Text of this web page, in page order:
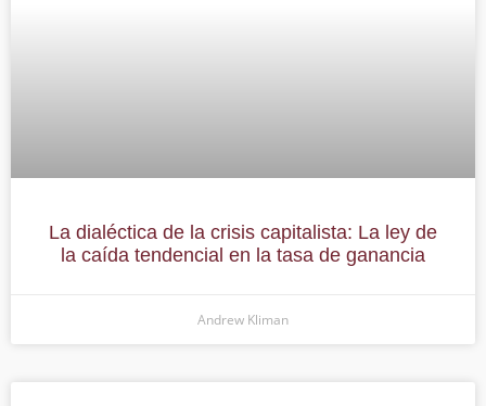
La dialéctica de la crisis capitalista: La ley de
la caída tendencial en la tasa de ganancia
Andrew Kliman